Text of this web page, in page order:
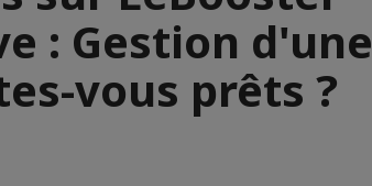
: Gestion d'une
vous prêts ?